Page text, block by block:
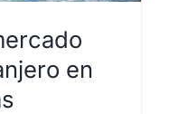
en